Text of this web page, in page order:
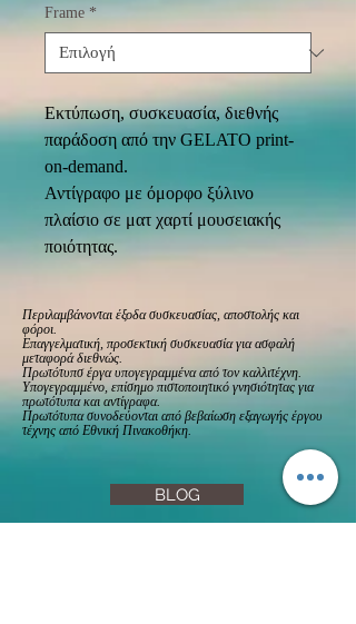
Frame *
Εκτύπωση, συσκευασία, διεθνής
παράδοση από την GELATO print-
on-demand.
Αντίγραφο με όμορφο ξύλινο
πλαίσιο σε ματ χαρτί μουσειακής
ποιότητας.
Περιλαμβάνονται έξοδα συσκευασίας, αποστολής και
φόροι.
Επαγγελματική, προσεκτική συσκευασία για ασφαλή
μεταφορά διεθνώς.
Πρωτότυπσ έργα υπογεγραμμένα από τον καλλιτέχνη.
Υπογεγραμμένο, επίσημο πιστοποιητικό γνησιότητας για
πρωτότυπα και αντίγραφα.
Πρωτότυπα συνοδεύονται από βεβαίωση εξαγωγής έργου
τέχνης από Εθνική Πινακοθήκη.
BLOG